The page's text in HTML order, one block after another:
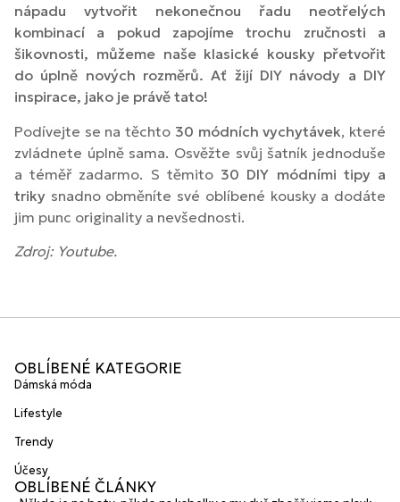
nápadu vytvořit nekonečnou řadu neotřelých
kombinací a pokud zapojíme trochu zručnosti a
šikovnosti, můžeme naše klasické kousky přetvořit
do úplně nových rozměrů. Ať žijí DIY návody a DIY
inspirace, jako je právě tato!
Podívejte se na těchto 30 módních vychytávek, které
zvládnete úplně sama. Osvěžte svůj šatník jednoduše
a téměř zadarmo. S těmito 30 DIY módními tipy a
triky snadno obměníte své oblíbené kousky a dodáte
jim punc originality a nevšednosti.
Zdroj: Youtube.
OBLÍBENÉ KATEGORIE
Dámská móda
Lifestyle
Trendy
Účesy
OBLÍBENÉ ČLÁNKY